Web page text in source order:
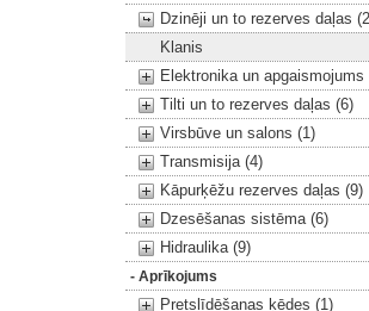
Dzinēji un to rezerves daļas
Klanis
Elektronika un apgaismojums
Tilti un to rezerves daļas (6)
Virsbūve un salons (1)
Transmisija (4)
Kāpurķēžu rezerves daļas (9)
Dzesēšanas sistēma (6)
Hidraulika (9)
- Aprīkojums
Pretslīdēšanas ķēdes (1)